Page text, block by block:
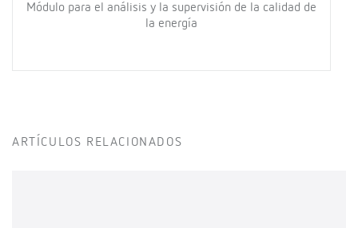
Módulo para el análisis y la supervisión de la calidad de
la energía
ARTÍCULOS RELACIONADOS